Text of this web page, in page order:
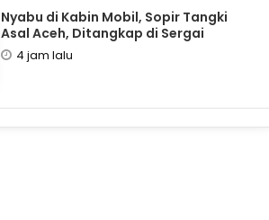
Nyabu di Kabin Mobil, Sopir Tangki
Asal Aceh, Ditangkap di Sergai
4 jam lalu